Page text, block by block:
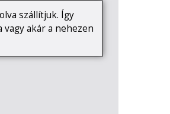
szállítjuk. Így
akár a nehezen